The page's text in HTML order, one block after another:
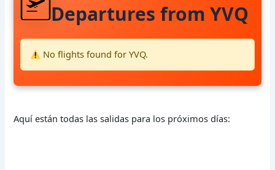
Departures from YVQ
No flights found for YVQ.
Aquí están todas las salidas para los próximos días: